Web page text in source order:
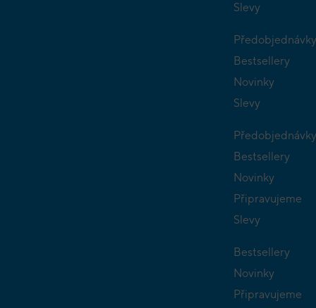
Slevy
Předobjednávky
Bestsellery
Novinky
Slevy
Předobjednávky
Bestsellery
Novinky
Připravujeme
Slevy
Bestsellery
Novinky
Připravujeme